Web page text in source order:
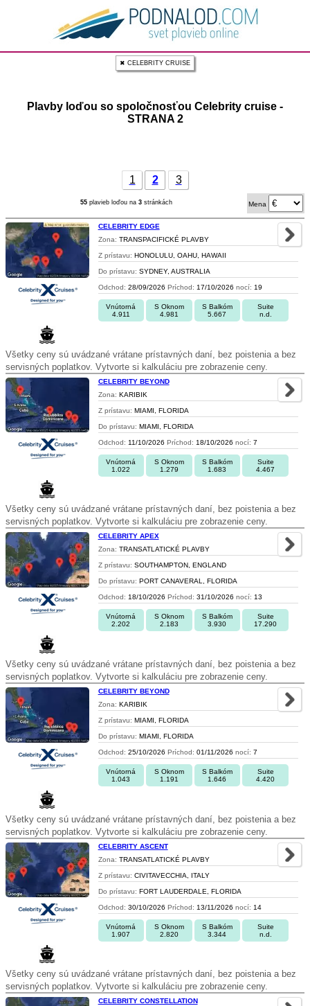
✖ CELEBRITY CRUISE
Plavby loďou so spoločnosťou Celebrity cruise -
STRANA 2
1 2 3
55 plavieb loďou na 3 stránkách Mena
CELEBRITY EDGE
Zona: TRANSPACIFICKÉ PLAVBY
Z prístavu: HONOLULU, OAHU, HAWAII
Do prístavu: SYDNEY, AUSTRALIA
Odchod: 28/09/2026 Príchod: 17/10/2026 nocí: 19
Vnútorná
4.911
S Oknom
4.981
S Balkóm
5.667
Suite
n.d.
Všetky ceny sú uvádzané vrátane prístavných daní, bez poistenia a bez
servisných poplatkov. Vytvorte si kalkuláciu pre zobrazenie ceny.
CELEBRITY BEYOND
Zona: KARIBIK
Z prístavu: MIAMI, FLORIDA
Do prístavu: MIAMI, FLORIDA
Odchod: 11/10/2026 Príchod: 18/10/2026 nocí: 7
Vnútorná
1.022
S Oknom
1.279
S Balkóm
1.683
Suite
4.467
Všetky ceny sú uvádzané vrátane prístavných daní, bez poistenia a bez
servisných poplatkov. Vytvorte si kalkuláciu pre zobrazenie ceny.
CELEBRITY APEX
Zona: TRANSATLATICKÉ PLAVBY
Z prístavu: SOUTHAMPTON, ENGLAND
Do prístavu: PORT CANAVERAL, FLORIDA
Odchod: 18/10/2026 Príchod: 31/10/2026 nocí: 13
Vnútorná
2.202
S Oknom
2.183
S Balkóm
3.930
Suite
17.290
Všetky ceny sú uvádzané vrátane prístavných daní, bez poistenia a bez
servisných poplatkov. Vytvorte si kalkuláciu pre zobrazenie ceny.
CELEBRITY BEYOND
Zona: KARIBIK
Z prístavu: MIAMI, FLORIDA
Do prístavu: MIAMI, FLORIDA
Odchod: 25/10/2026 Príchod: 01/11/2026 nocí: 7
Vnútorná
1.043
S Oknom
1.191
S Balkóm
1.646
Suite
4.420
Všetky ceny sú uvádzané vrátane prístavných daní, bez poistenia a bez
servisných poplatkov. Vytvorte si kalkuláciu pre zobrazenie ceny.
CELEBRITY ASCENT
Zona: TRANSATLATICKÉ PLAVBY
Z prístavu: CIVITAVECCHIA, ITALY
Do prístavu: FORT LAUDERDALE, FLORIDA
Odchod: 30/10/2026 Príchod: 13/11/2026 nocí: 14
Vnútorná
1.907
S Oknom
2.820
S Balkóm
3.344
Suite
n.d.
Všetky ceny sú uvádzané vrátane prístavných daní, bez poistenia a bez
servisných poplatkov. Vytvorte si kalkuláciu pre zobrazenie ceny.
CELEBRITY CONSTELLATION